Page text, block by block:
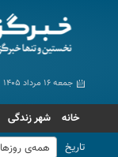
جمعه ۱۶ مرداد ۱۴۰۵
خانه شهر زندگی
تاریخ
همه‌ی روزها